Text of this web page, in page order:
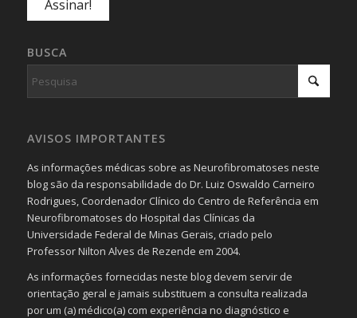
BUSCA
AVISOS IMPORTANTES
As informações médicas sobre as Neurofibromatoses neste
blog são da responsabilidade do Dr. Luiz Oswaldo Carneiro
Rodrigues, Coordenador Clínico do Centro de Referência em
Neurofibromatoses do Hospital das Clínicas da
Universidade Federal de Minas Gerais, criado pelo
Professor Nilton Alves de Rezende em 2004.
As informações fornecidas neste blog devem servir de
orientação geral e jamais substituem a consulta realizada
por um (a) médico(a) com experiência no diagnóstico e